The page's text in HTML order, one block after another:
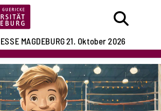
MAGDEBURG21. Oktober 2026